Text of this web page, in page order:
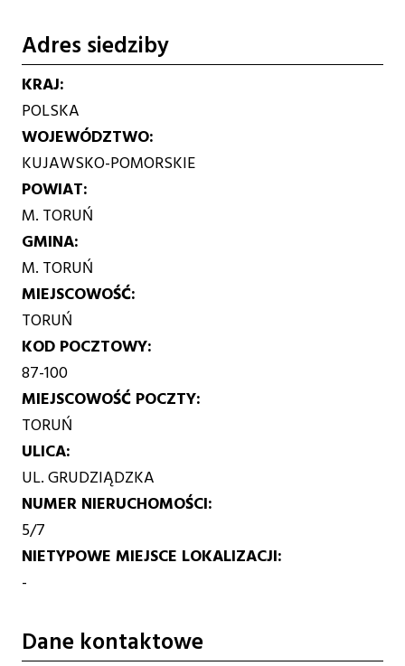
Adres siedziby
KRAJ
POLSKA
WOJEWÓDZTWO
KUJAWSKO-POMORSKIE
POWIAT
M. TORUŃ
GMINA
M. TORUŃ
MIEJSCOWOŚĆ
TORUŃ
KOD POCZTOWY
87-100
MIEJSCOWOŚĆ POCZTY
TORUŃ
ULICA
UL. GRUDZIĄDZKA
NUMER NIERUCHOMOŚCI
5/7
NIETYPOWE MIEJSCE LOKALIZACJI
-
Dane kontaktowe